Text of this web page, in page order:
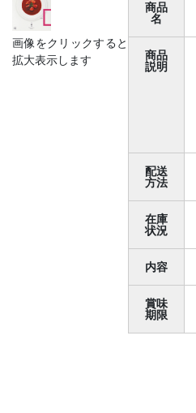
画像をクリックすると
拡大表示します
商品
名
商品
説明
配送
方法
在庫
状況
内容
賞味
期限